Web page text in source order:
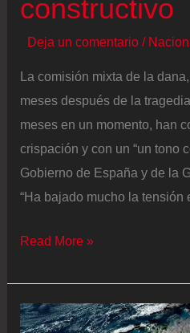
constructivo
Deja un comentario /
La comisión mixta de la
meses después de la
meses en un momento, han
crispación y con un “un tono
Gobierno de España y de la
“Ha bajado mucho la tensión
La
mixta
de
Read More »